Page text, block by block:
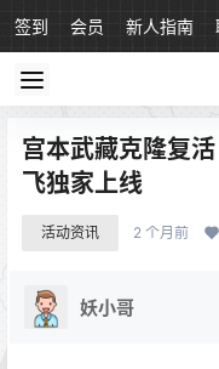
签到 会员 新人指南
宫本武藏克隆复
飞独家上线
活动资讯 2 个月前
妖小哥